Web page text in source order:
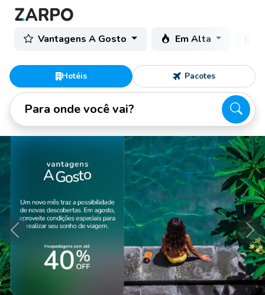
Vantagens A Gosto Em Alta
Hotéis Pacotes
Para onde você vai?
Anterior